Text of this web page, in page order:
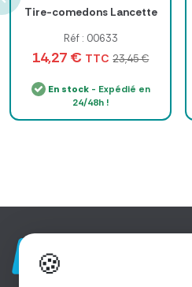
Tire-comedons Lancette
Réf : 00633
14,27 € TTC 23,45 €
En stock- Expédié en
24/48h !
🍪